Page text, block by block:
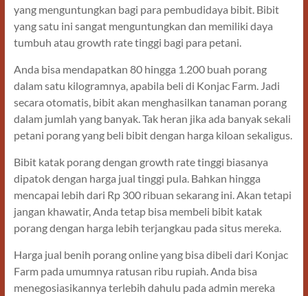
yang menguntungkan bagi para pembudidaya bibit. Bibit
yang satu ini sangat menguntungkan dan memiliki daya
tumbuh atau growth rate tinggi bagi para petani.
Anda bisa mendapatkan 80 hingga 1.200 buah porang
dalam satu kilogramnya, apabila beli di Konjac Farm. Jadi
secara otomatis, bibit akan menghasilkan tanaman porang
dalam jumlah yang banyak. Tak heran jika ada banyak sekali
petani porang yang beli bibit dengan harga kiloan sekaligus.
Bibit katak porang dengan growth rate tinggi biasanya
dipatok dengan harga jual tinggi pula. Bahkan hingga
mencapai lebih dari Rp 300 ribuan sekarang ini. Akan tetapi
jangan khawatir, Anda tetap bisa membeli bibit katak
porang dengan harga lebih terjangkau pada situs mereka.
Harga jual benih porang online yang bisa dibeli dari Konjac
Farm pada umumnya ratusan ribu rupiah. Anda bisa
menegosiasikannya terlebih dahulu pada admin mereka